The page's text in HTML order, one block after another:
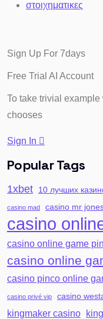
στοιχηματικες
Sign Up For 7days
Free Trial AI Account
To take trivial
chooses
Sign In
Popular Tags
1xbet 10 лучших
casino mad casino mr
casino
casino online game
casino online
casino pinco online
casino privé vip casino
kingmaker casino